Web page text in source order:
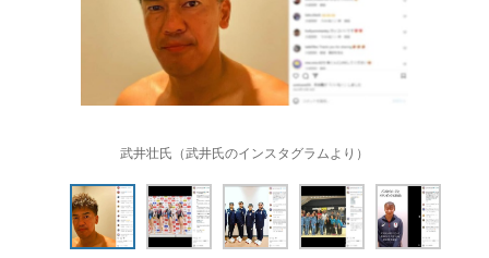
武井壮氏（武井氏のインスタグラムより）